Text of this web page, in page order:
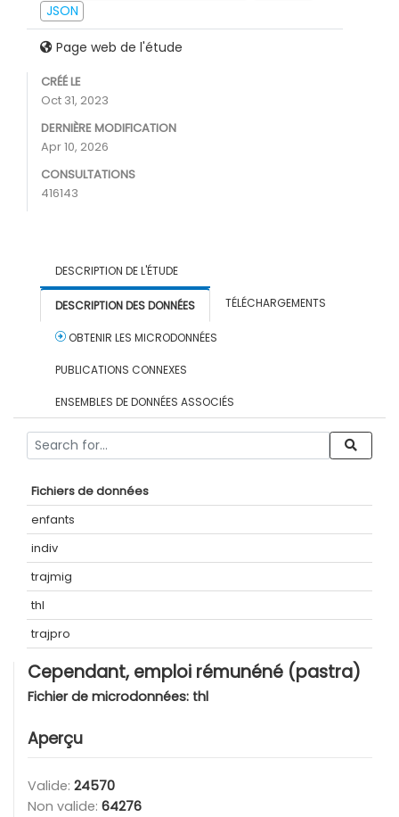
JSON
Page web de l'étude
CRÉÉ LE
Oct 31, 2023
DERNIÈRE MODIFICATION
Apr 10, 2026
CONSULTATIONS
416143
DESCRIPTION DE L'ÉTUDE
DESCRIPTION DES DONNÉES TÉLÉCHARGEMENTS
OBTENIR LES MICRODONNÉES
PUBLICATIONS CONNEXES
ENSEMBLES DE DONNÉES ASSOCIÉS
Fichiers de données
enfants
indiv
trajmig
thl
trajpro
Cependant, emploi rémunéné (pastra)
Fichier de microdonnées: thl
Aperçu
Valide: 24570
Non valide: 64276